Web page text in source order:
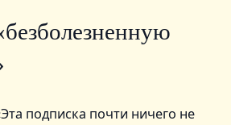
подписка почти ничего не